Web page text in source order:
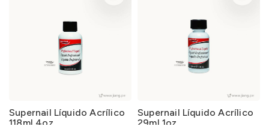
Supernail Líquido Acrílico
118ml 4oz
Supernail Líquido Acrílico
29ml 1oz